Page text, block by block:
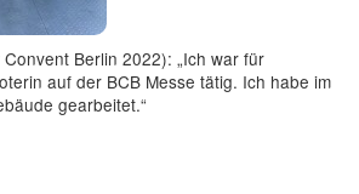
Berlin 2022): „Ich war für
auf der BCB Messe tätig. Ich habe im
gearbeitet.“